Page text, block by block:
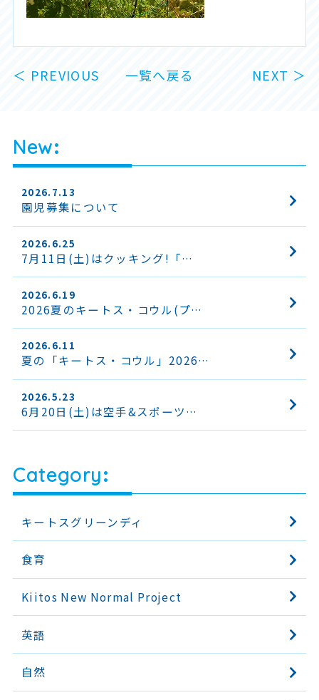
＜ PREVIOUS 一覧へ戻る NEXT ＞
New
2026.7.13
園児募集について
2026.6.25
7月11日(土)はクッキング!「…
2026.6.19
2026夏のキートス・コウル(プ…
2026.6.11
夏の「キートス・コウル」2026…
2026.5.23
6月20日(土)は空手&スポーツ…
Category
キートスグリーンディ
食育
Kiitos New Normal Project
英語
自然